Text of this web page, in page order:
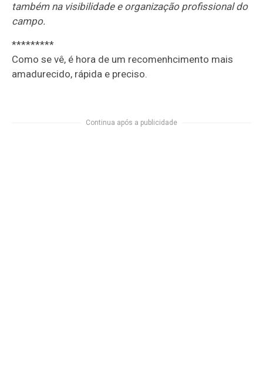
também na visibilidade e organização profissional do
campo.
*********
Como se vê, é hora de um recomenhcimento mais
amadurecido, rápida e preciso.
Continua após a publicidade